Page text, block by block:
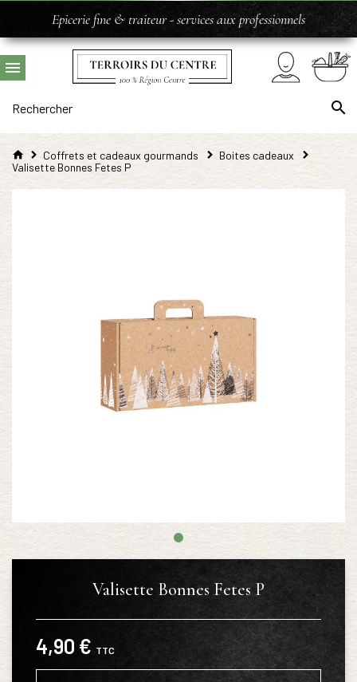
Epicerie fine & traiteur - services aux professionnels
Coffrets et cadeaux gourmands
Boites cadeaux
Valisette Bonnes Fetes P
Valisette Bonnes Fetes P
4,90 € TTC